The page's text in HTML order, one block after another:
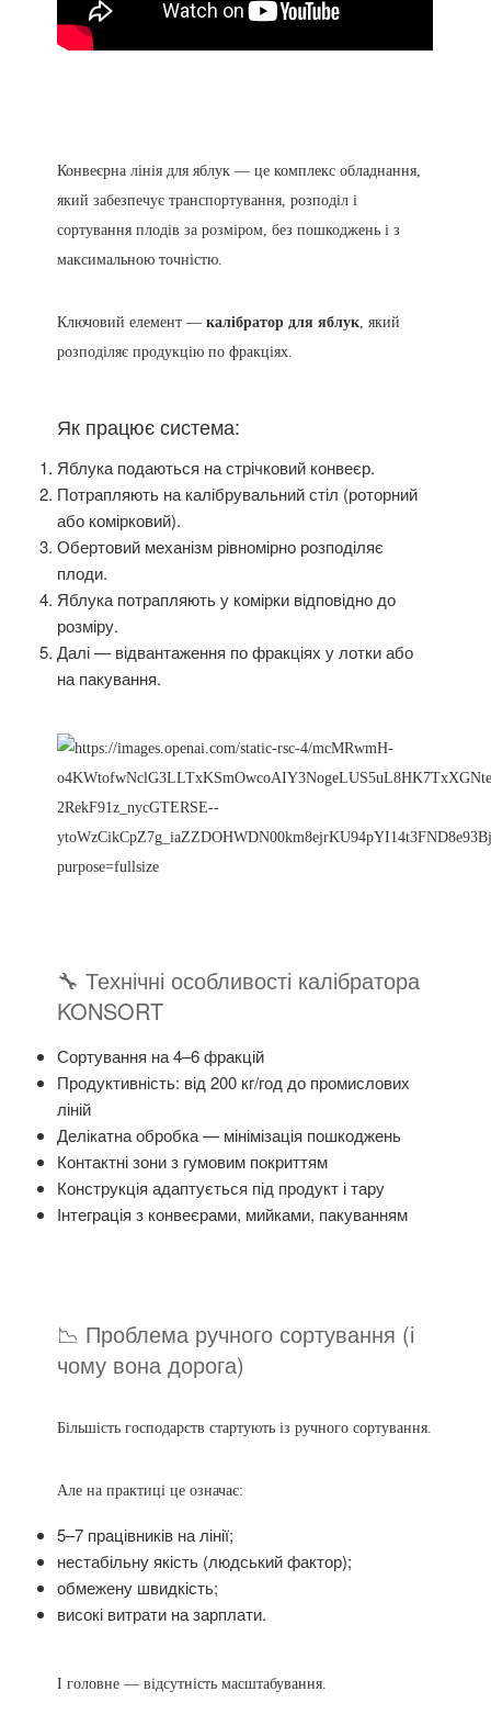
Конвеєрна лінія для яблук — це комплекс обладнання,
який забезпечує транспортування, розподіл і
сортування плодів за розміром, без пошкоджень і з
максимальною точністю.
Ключовий елемент —калібратор для яблук , який
розподіляє продукцію по фракціях.
Як працює система:
Яблука подаються на стрічковий конвеєр.
Потрапляють на калібрувальний стіл (роторний
або комірковий).
Обертовий механізм рівномірно розподіляє
плоди.
Яблука потрапляють у комірки відповідно до
розміру.
Далі — відвантаження по фракціях у лотки або
на пакування.
🔧 Технічні особливості калібратора
KONSORT
Сортування на 4–6 фракцій
Продуктивність: від 200 кг/год до промислових
ліній
Делікатна обробка — мінімізація пошкоджень
Контактні зони з гумовим покриттям
Конструкція адаптується під продукт і тару
Інтеграція з конвеєрами, мийками, пакуванням
📉 Проблема ручного сортування (і
чому вона дорога)
Більшість господарств стартують із ручного сортування.
Але на практиці це означає:
5–7 працівників на лінії;
нестабільну якість (людський фактор);
обмежену швидкість;
високі витрати на зарплати.
І головне — відсутність масштабування.